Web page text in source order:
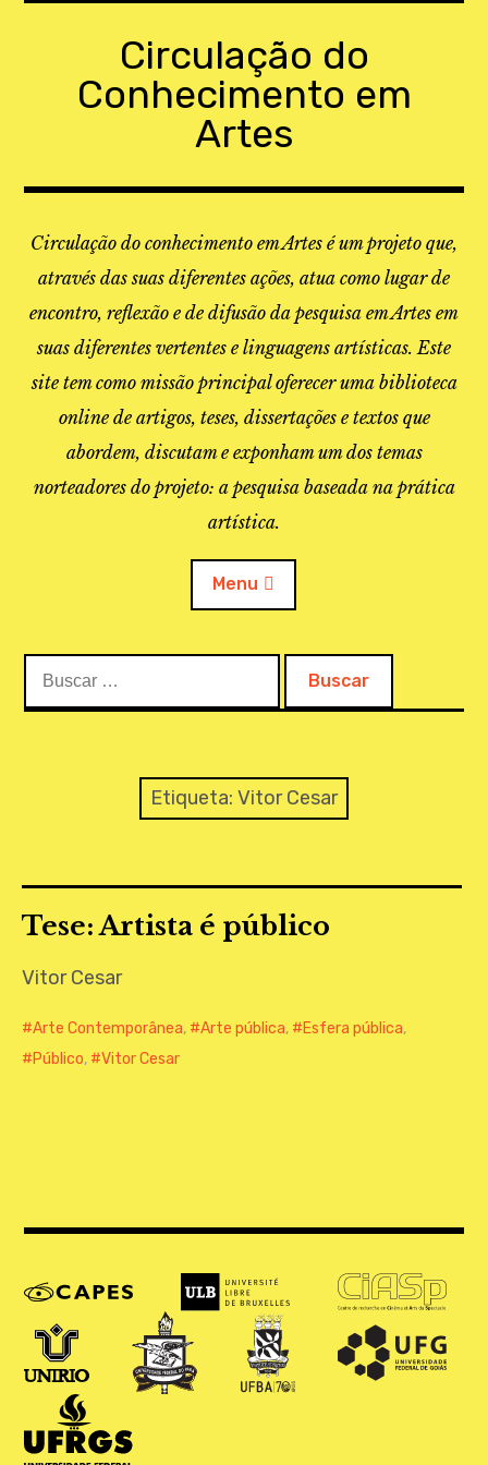
Circulação do
Conhecimento em
Artes
Circulação do conhecimento em Artes é um projeto que,
através das suas diferentes ações, atua como lugar de
encontro, reflexão e de difusão da pesquisa em Artes em
suas diferentes vertentes e linguagens artísticas. Este
site tem como missão principal oferecer uma biblioteca
online de artigos, teses, dissertações e textos que
abordem, discutam e exponham um dos temas
norteadores do projeto: a pesquisa baseada na prática
artística.
Menu
O PROJETO
MAPEAMENTO
Etiqueta: Vitor Cesar
Tese: Artista é público
Vitor Cesar
Arte Contemporânea, Arte pública, Esfera pública,
Público, Vitor Cesar